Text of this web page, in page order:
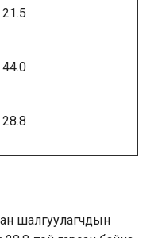
21.5
44.0
28.8
шалгуулагчдын